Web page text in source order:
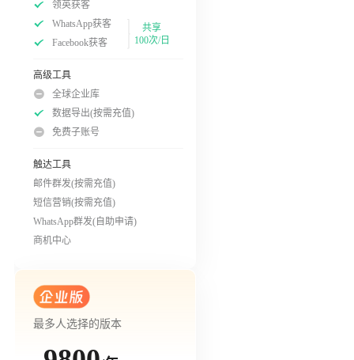
领英获客
WhatsApp获客
Facebook获客
共享
100次/日
高级工具
全球企业库
数据导出(按需充值)
免费子账号
触达工具
邮件群发(按需充值)
短信营销(按需充值)
WhatsApp群发(自助申请)
商机中心
最多人选择的版本